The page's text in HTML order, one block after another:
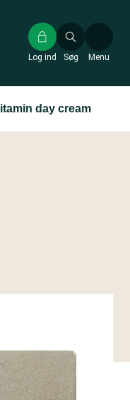
Søg
Log ind Menu
day cream